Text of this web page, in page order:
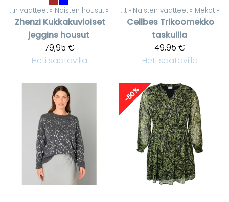
Naisten vaatteet ‪» Naisten housut ‪»
Zhenzi Kukkakuvioiset
jeggins housut
79,95 €
Heti saatavilla
Tuotteet ‪» Naisten vaatteet ‪» Mekot ‪»
Cellbes Trikoomekko
taskuilla
49,95 €
Heti saatavilla
-50%